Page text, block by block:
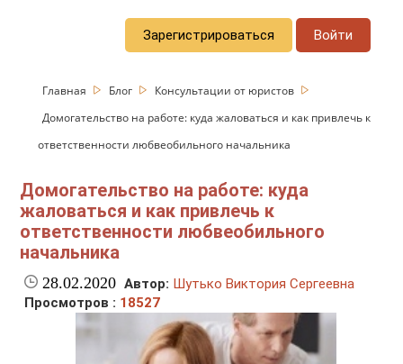
Зарегистрироваться Войти
Главная Блог
Консультации от юристов
Домогательство на работе: куда жаловаться и как привлечь к
ответственности любвеобильного начальника
Домогательство на работе: куда
жаловаться и как привлечь к
ответственности любвеобильного
начальника
28.02.2020 Автор: Шутько Виктория Сергеевна
Просмотров : 18527